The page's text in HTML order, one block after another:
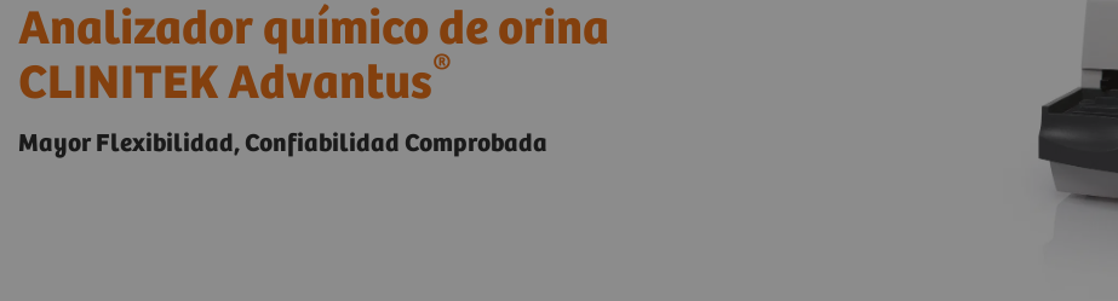
Analizador químico de orina
CLINITEK Advantus®
Mayor Flexibilidad, Confiabilidad Comprobada